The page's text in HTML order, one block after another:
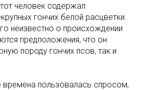
человек содержал
гончих белой расцветки.
неизвестно о происхождении
предположения, что он
породу гончих псов, так и
времена пользовалась спросом,